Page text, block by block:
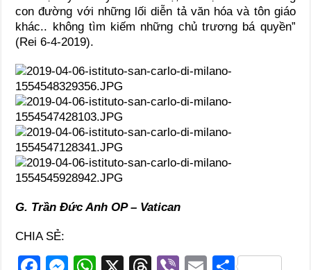
con đường với những lối diễn tả văn hóa và tôn giáo
khác.. không tìm kiếm những chủ trương bá quyền”
(Rei 6-4-2019).
G. Trần Đức Anh OP – Vatican
CHIA SẺ: